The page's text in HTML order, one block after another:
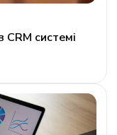
CRM системі